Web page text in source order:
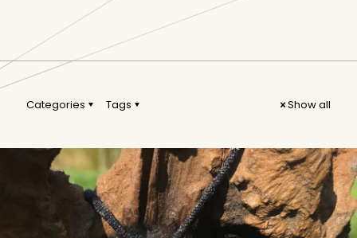
Categories Tags Show all